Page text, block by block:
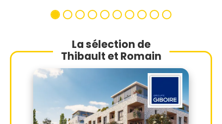
La sélection de
Thibault et Romain